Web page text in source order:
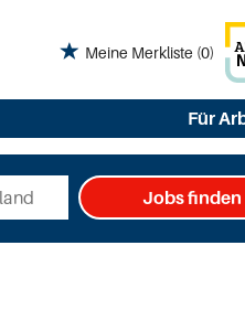
Meine Merkliste (0)
Für
Jobs finden